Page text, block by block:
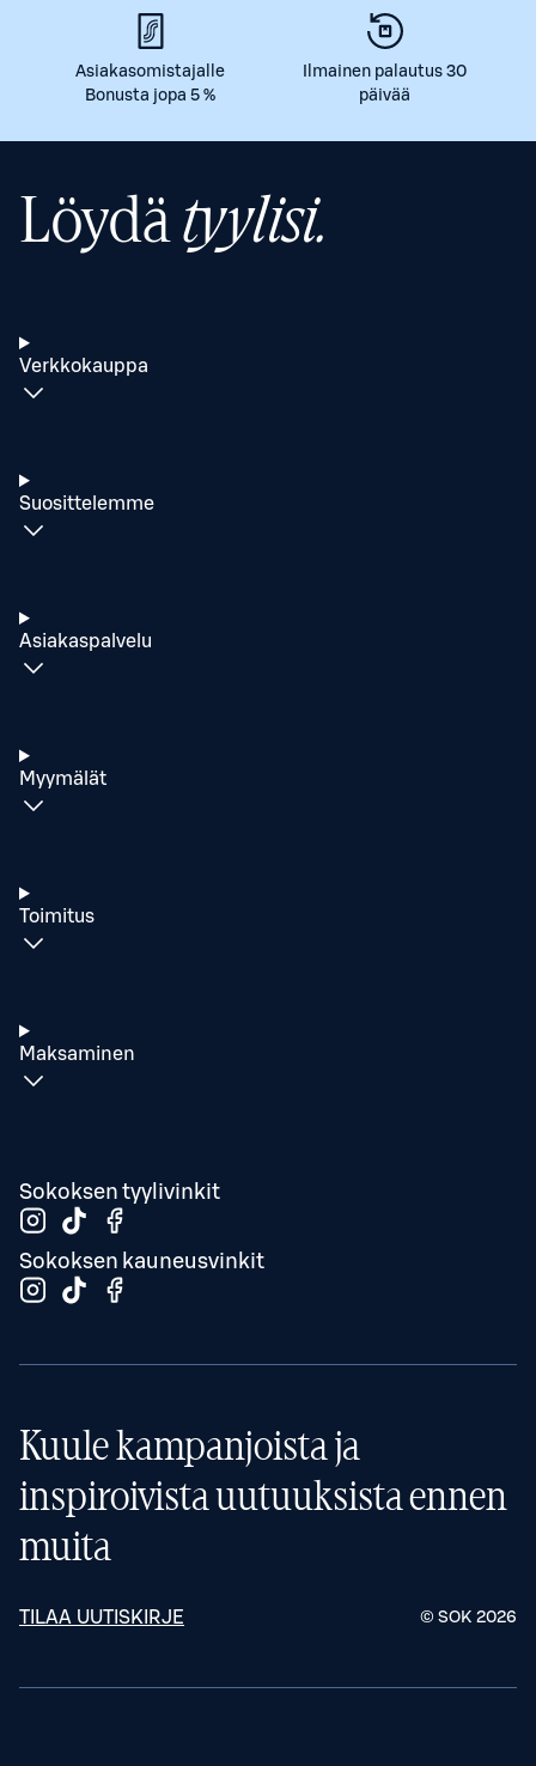
Asiakasomistajalle
Bonusta jopa 5 %
Ilmainen palautus 30
päivää
Löydätyylisi.
Verkkokauppa
Suosittelemme
Asiakaspalvelu
Myymälät
Toimitus
Maksaminen
Sokoksen tyylivinkit
Sokoksen kauneusvinkit
Kuule kampanjoista ja
inspiroivista uutuuksista ennen
muita
TILAA UUTISKIRJE © SOK 2026